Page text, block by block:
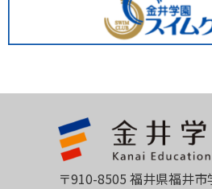
〒910-8505 福井県福井